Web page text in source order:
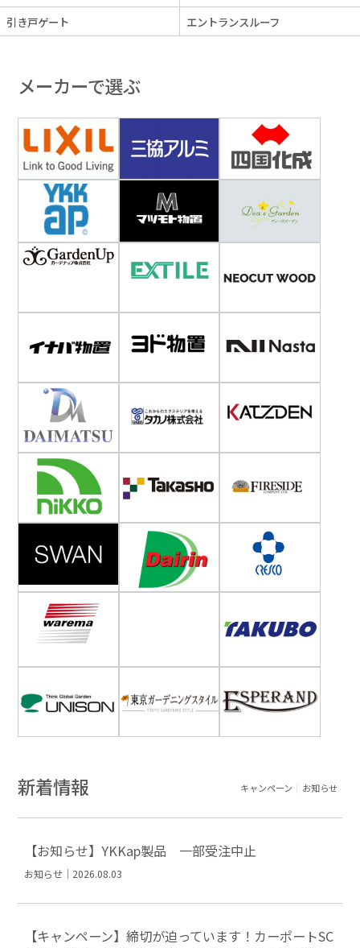
引き戸ゲート エントランスルーフ
メーカーで選ぶ
新着情報 キャンペーン お知らせ
【お知らせ】YKKap製品 一部受注中止
お知らせ｜2026.08.03
【キャンペーン】締切が迫っています！カーポートSC